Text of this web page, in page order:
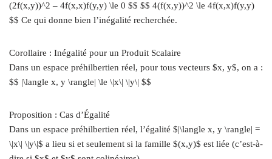
(2f(x,y))^2 – 4f(x,x)f(y,y) \le 0 $$ $$ 4(f(x,y))^2 \le 4f(x,x)f(y,y)
$$ Ce qui donne bien l’inégalité recherchée.
Corollaire : Inégalité pour un Produit Scalaire
Dans un espace préhilbertien réel, pour tous vecteurs $x, y$, on a :
$$ |\langle x, y \rangle| \le \|x\| \|y\| $$
Proposition : Cas d’Égalité
Dans un espace préhilbertien réel, l’égalité $|\langle x, y \rangle| =
\|x\| \|y\|$ a lieu si et seulement si la famille $(x,y)$ est liée (c’est-à-